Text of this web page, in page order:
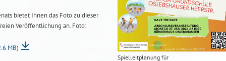
Spielleitplanung für
bietet Ihnen das Foto zu dieser
Veröffentlichung an. Foto:
MB)